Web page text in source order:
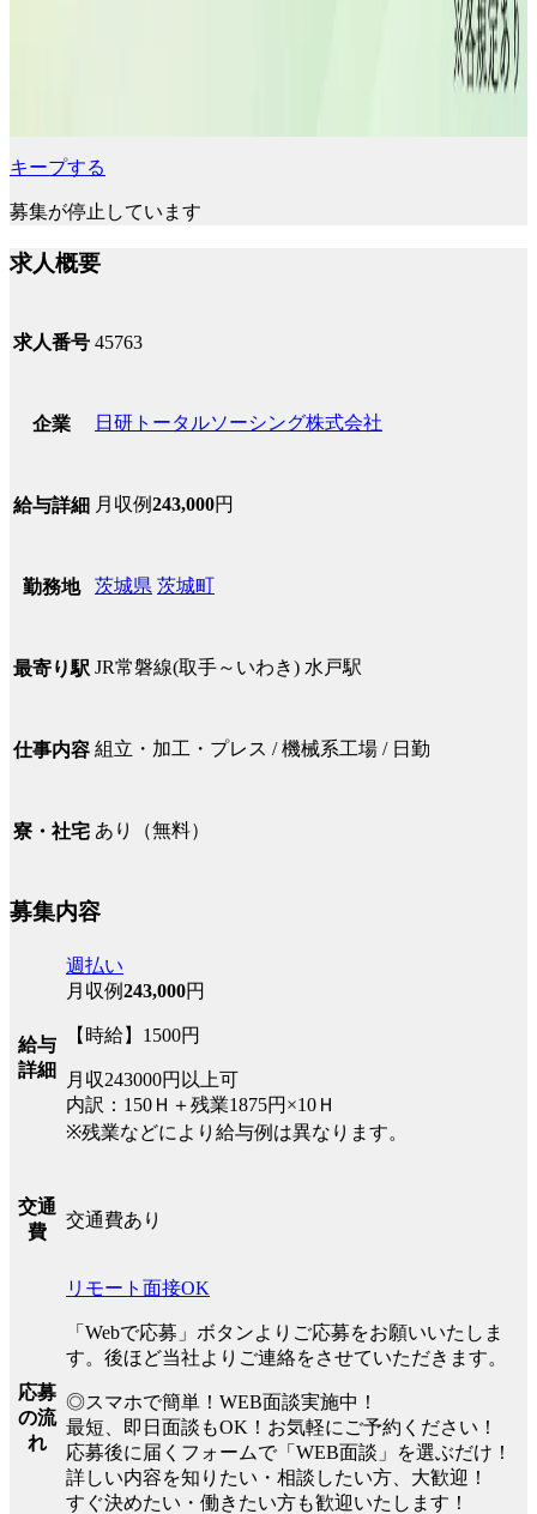
キープする
募集が停止しています
求人概要
求人番号 45763
企業 日研トータルソーシング株式会社
給与詳細 月収例243,000円
勤務地 茨城県 茨城町
最寄り駅 JR常磐線(取手～いわき) 水戸駅
仕事内容 組立・加工・プレス / 機械系工場 / 日勤
寮・社宅 あり（無料）
募集内容
給与
詳細
週払い
月収例243,000円
【時給】1500円
月収243000円以上可
内訳：150Ｈ＋残業1875円×10Ｈ
※残業などにより給与例は異なります。
交通
費
交通費あり
応募
の流
れ
リモート面接OK
「Webで応募」ボタンよりご応募をお願いいたしま
す。後ほど当社よりご連絡をさせていただきます。
◎スマホで簡単！WEB面談実施中！
最短、即日面談もOK！お気軽にご予約ください！
応募後に届くフォームで「WEB面談」を選ぶだけ！
詳しい内容を知りたい・相談したい方、大歓迎！
すぐ決めたい・働きたい方も歓迎いたします！